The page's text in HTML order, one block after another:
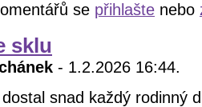
se přihlašte nebo
sklu
- 1.2.2026 16:44.
snad každý rodinný